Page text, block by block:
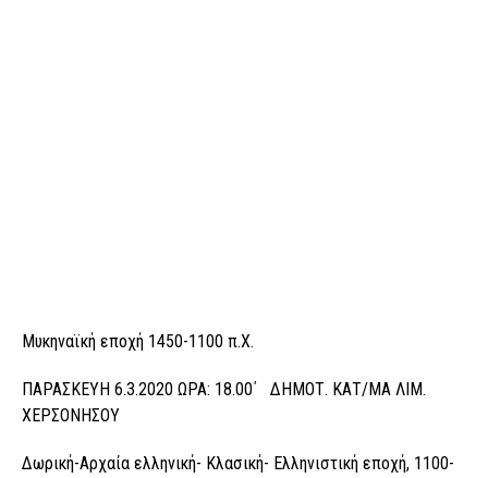
Μυκηναϊκή εποχή 1450-1100 π.Χ.
ΠΑΡΑΣΚΕΥΗ 6.3.2020 ΩΡΑ: 18.00΄ ΔΗΜΟΤ. ΚΑΤ/ΜΑ ΛΙΜ.
ΧΕΡΣΟΝΗΣΟΥ
Δωρική-Αρχαία ελληνική- Κλασική- Ελληνιστική εποχή, 1100-